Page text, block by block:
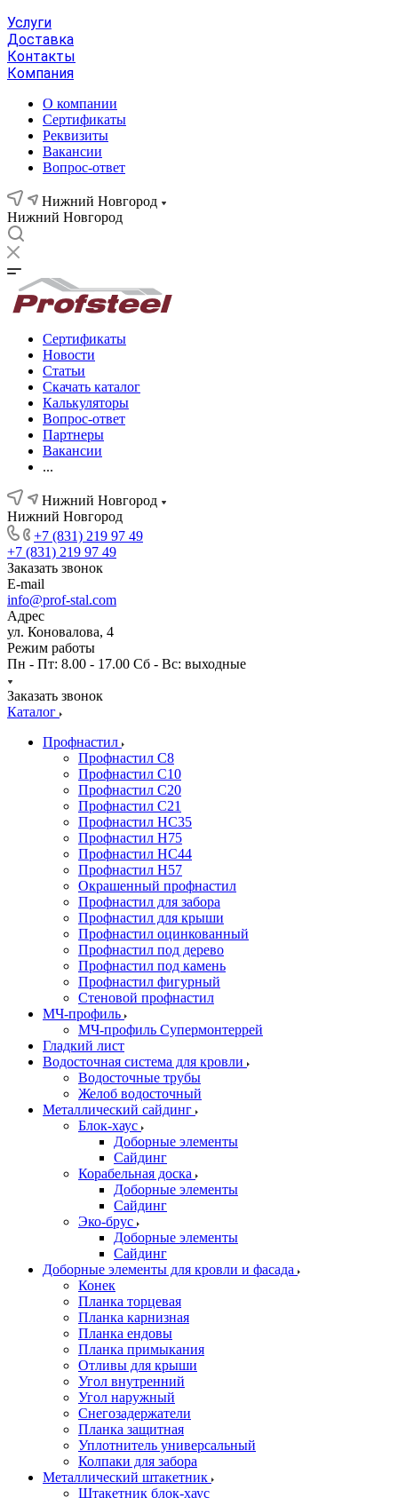
Услуги
Доставка
Контакты
Компания
О компании
Сертификаты
Реквизиты
Вакансии
Вопрос-ответ
Нижний Новгород
Нижний Новгород
Сертификаты
Новости
Статьи
Скачать каталог
Калькуляторы
Вопрос-ответ
Партнеры
Вакансии
...
Нижний Новгород
Нижний Новгород
+7 (831) 219 97 49
+7 (831) 219 97 49
Заказать звонок
E-mail
info@prof-stal.com
Адрес
ул. Коновалова, 4
Режим работы
Пн - Пт: 8.00 - 17.00 Сб - Вс: выходные
Заказать звонок
Каталог
Профнастил
Профнастил С8
Профнастил С10
Профнастил С20
Профнастил С21
Профнастил НС35
Профнастил Н75
Профнастил HC44
Профнастил Н57
Окрашенный профнастил
Профнастил для забора
Профнастил для крыши
Профнастил оцинкованный
Профнастил под дерево
Профнастил под камень
Профнастил фигурный
Стеновой профнастил
МЧ-профиль
МЧ-профиль Супермонтеррей
Гладкий лист
Водосточная система для кровли
Водосточные трубы
Желоб водосточный
Металлический сайдинг
Блок-хаус
Доборные элементы
Сайдинг
Корабельная доска
Доборные элементы
Сайдинг
Эко-брус
Доборные элементы
Сайдинг
Доборные элементы для кровли и фасада
Конек
Планка торцевая
Планка карнизная
Планка ендовы
Планка примыкания
Отливы для крыши
Угол внутренний
Угол наружный
Снегозадержатели
Планка защитная
Уплотнитель универсальный
Колпаки для забора
Металлический штакетник
Штакетник блок-хаус